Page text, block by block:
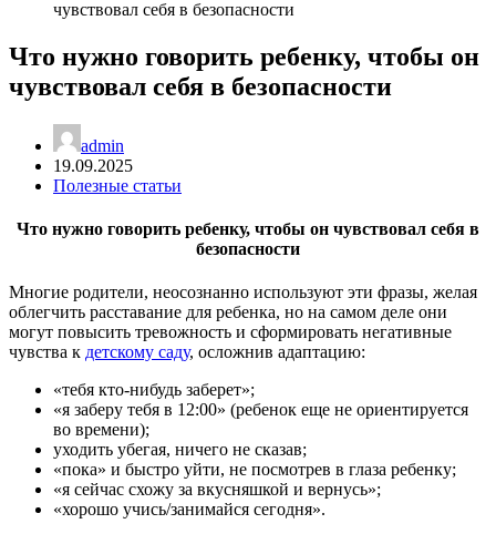
Что нужно говорить ребенку, чтобы он
чувствовал себя в безопасности
admin
19.09.2025
Полезные статьи
Что нужно говорить ребенку, чтобы он чувствовал себя в
безопасности
Многие родители, неосознанно используют эти фразы, желая
облегчить расставание для ребенка, но на самом деле они
могут повысить тревожность и сформировать негативные
чувства к детскому саду, осложнив адаптацию:
«тебя кто-нибудь заберет»;
«я заберу тебя в 12:00» (ребенок еще не ориентируется
во времени);
уходить убегая, ничего не сказав;
«пока» и быстро уйти, не посмотрев в глаза ребенку;
«я сейчас схожу за вкусняшкой и вернусь»;
«хорошо учись/занимайся сегодня».